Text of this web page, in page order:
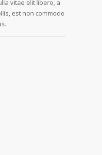
vitae elit libero, a
est non commodo